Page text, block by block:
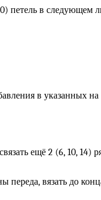
0) петель в следующем
в указанных на
ещё 2 (6, 10, 14)
переда, вязать до